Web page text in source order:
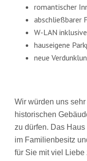
romantischer
abschließbarer
W-LAN inklusive
hauseigene
neue
Wir würden uns
historischen
zu dürfen. Das
im Familienbesitz
für Sie mit viel Liebe